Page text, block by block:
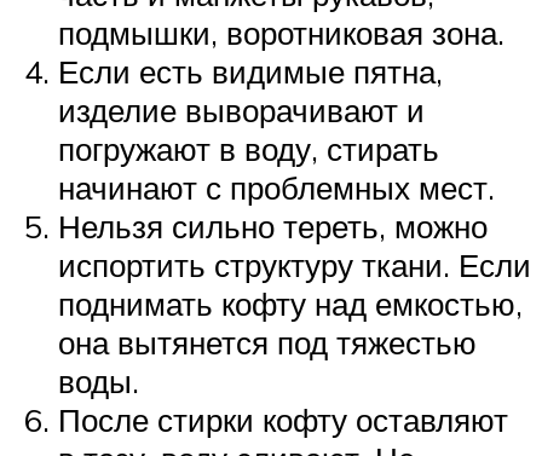
подмышки, воротниковая зона.
Если есть видимые пятна,
изделие выворачивают и
погружают в воду, стирать
начинают с проблемных мест.
Нельзя сильно тереть, можно
испортить структуру ткани. Если
поднимать кофту над емкостью,
она вытянется под тяжестью
воды.
После стирки кофту оставляют